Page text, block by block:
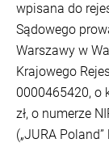
wpisana do
Sądowego
Warszawy w
Krajowego
0000465420, o
zł, o numerze
(„JURA Poland”